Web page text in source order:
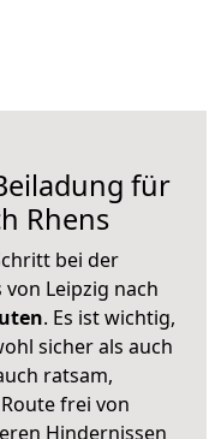
für
Rhens
bei der
Leipzig nach
. Es ist wichtig,
sicher als auch
ratsam,
frei von
Hindernissen